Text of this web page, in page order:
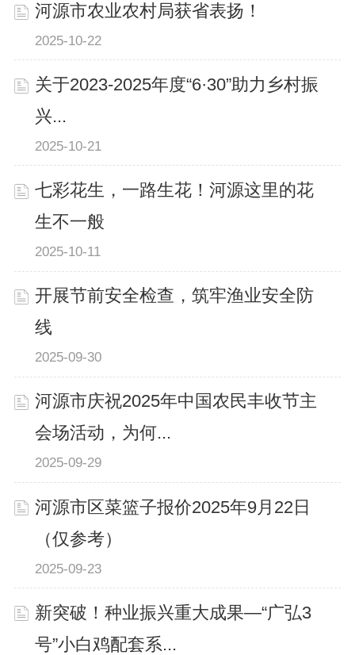
河源市农业农村局获省表扬！
2025-10-22
关于2023-2025年度“6·30”助力乡村振
兴...
2025-10-21
七彩花生，一路生花！河源这里的花
生不一般
2025-10-11
开展节前安全检查，筑牢渔业安全防
线
2025-09-30
河源市庆祝2025年中国农民丰收节主
会场活动，为何...
2025-09-29
河源市区菜篮子报价2025年9月22日
（仅参考）
2025-09-23
新突破！种业振兴重大成果—“广弘3
号”小白鸡配套系...